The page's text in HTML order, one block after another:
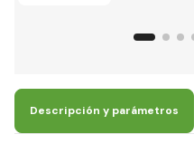
Descripción y parámetros